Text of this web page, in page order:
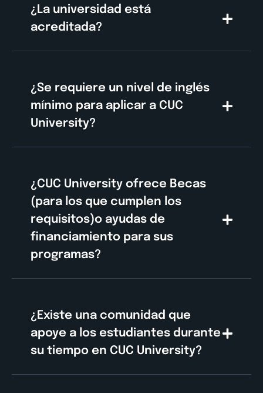
¿La universidad está
acreditada?
¿Se requiere un nivel de inglés
mínimo para aplicar a CUC
University?
¿CUC University ofrece Becas
(para los que cumplen los
requisitos)o ayudas de
financiamiento para sus
programas?
¿Existe una comunidad que
apoye a los estudiantes durante
su tiempo en CUC University?